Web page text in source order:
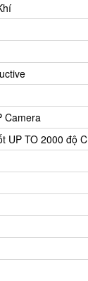
Camera
UP TO 2000 độ C